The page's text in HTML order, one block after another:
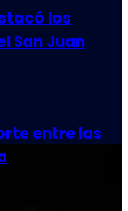
los
San Juan
entre las